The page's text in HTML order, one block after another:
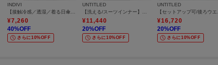
INDIVI
【接触冷感／透湿／着る日傘】ドルマントップス
¥7,260
40%OFF
さらに10%OFF
UNTITLED
【洗える/スーツインナー】ジョーゼットミニマルブラウス
¥11,440
20%OFF
さらに10%OFF
UNTITLED
【セッ
¥16,720
20%OFF
さらに10%OFF